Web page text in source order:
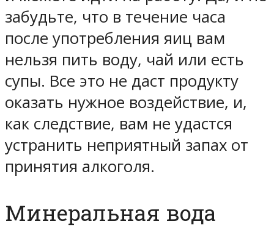
забудьте, что в течение часа
после употребления яиц вам
нельзя пить воду, чай или есть
супы. Все это не даст продукту
оказать нужное воздействие, и,
как следствие, вам не удастся
устранить неприятный запах от
принятия алкоголя.
Минеральная вода